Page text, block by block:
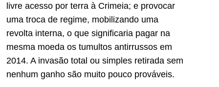
livre acesso por terra à Crimeia; e provocar
uma troca de regime, mobilizando uma
revolta interna, o que significaria pagar na
mesma moeda os tumultos antirrussos em
2014. A invasão total ou simples retirada sem
nenhum ganho são muito pouco prováveis.